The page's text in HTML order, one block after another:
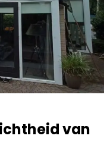
van